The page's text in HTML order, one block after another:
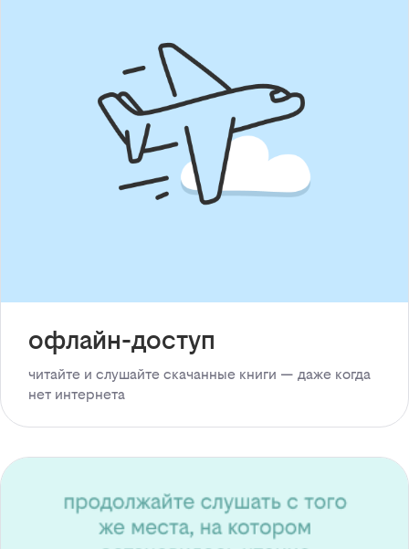
офлайн-доступ
читайте и слушайте скачанные книги — даже когда
нет интернета